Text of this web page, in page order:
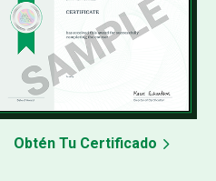
Obtén Tu Certificado